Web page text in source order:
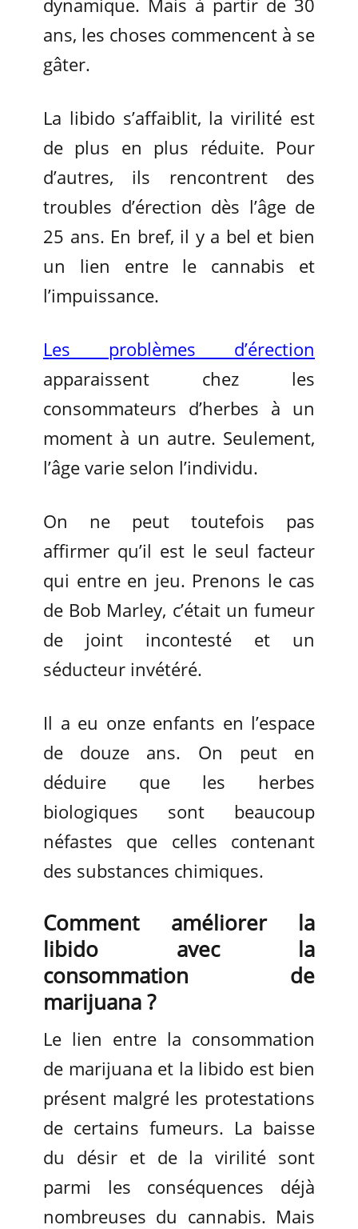
dynamique. Mais à partir de 30
ans, les choses commencent à se
gâter.
La libido s’affaiblit, la virilité est
de plus en plus réduite. Pour
d’autres, ils rencontrent des
troubles d’érection dès l’âge de
25 ans. En bref, il y a bel et bien
un lien entre le cannabis et
l’impuissance.
Les problèmes d’érection
apparaissent chez les
consommateurs d’herbes à un
moment à un autre. Seulement,
l’âge varie selon l’individu.
On ne peut toutefois pas
affirmer qu’il est le seul facteur
qui entre en jeu. Prenons le cas
de Bob Marley, c’était un fumeur
de joint incontesté et un
séducteur invétéré.
Il a eu onze enfants en l’espace
de douze ans. On peut en
déduire que les herbes
biologiques sont beaucoup
néfastes que celles contenant
des substances chimiques.
Comment améliorer la
libido avec la
consommation de
marijuana ?
Le lien entre la consommation
de marijuana et la libido est bien
présent malgré les protestations
de certains fumeurs. La baisse
du désir et de la virilité sont
parmi les conséquences déjà
nombreuses du cannabis. Mais